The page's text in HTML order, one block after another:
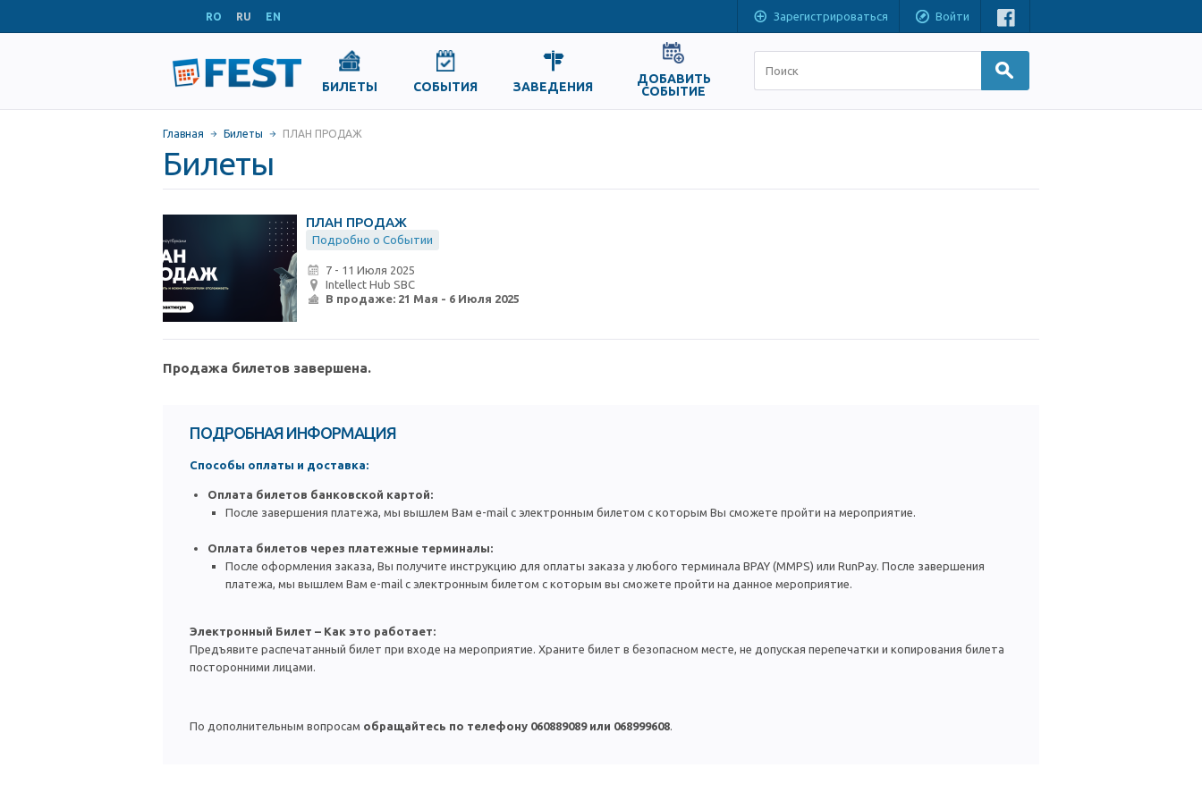
RO RU EN Зарегистрироваться Войти
БИЛЕТЫ СОБЫТИЯ ЗАВЕДЕНИЯ
ДОБАВИТЬ
СОБЫТИЕ
Главная Билеты ПЛАН ПРОДАЖ
Билеты
ПЛАН ПРОДАЖ
Подробно о Событии
7 - 11 Июля 2025
Intellect Hub SBC
В продаже: 21 Мая - 6 Июля 2025
Продажа билетов завершена.
ПОДРОБНАЯ ИНФОРМАЦИЯ
Способы оплаты и доставка:
Оплата билетов банковской картой:
После завершения платежа, мы вышлем Вам e-mail с электронным билетом с которым Вы сможете пройти на мероприятие.
Оплата билетов через платежные терминалы:
После оформления заказа, Вы получите инструкцию для оплаты заказа у любого терминала BPAY (MMPS) или RunPay. После завершения
платежа, мы вышлем Вам e-mail с электронным билетом с которым вы сможете пройти на данное мероприятие.
Электронный Билет – Как это работает:
Предъявите распечатанный билет при входе на мероприятие. Храните билет в безопасном месте, не допуская перепечатки и копирования билета
посторонними лицами.
По дополнительным вопросам обращайтесь по телефону 060889089 или 068999608.